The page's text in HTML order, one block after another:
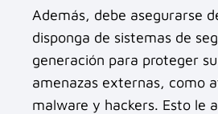
Además, debe asegurarse
disponga de sistemas de
generación para proteger
amenazas externas, como
malware y hackers. Esto le